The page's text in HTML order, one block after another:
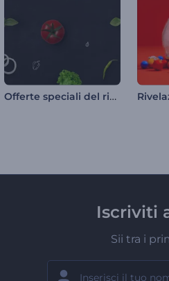
Offerte speciali del ristorante
Iscriviti
Sii tra i